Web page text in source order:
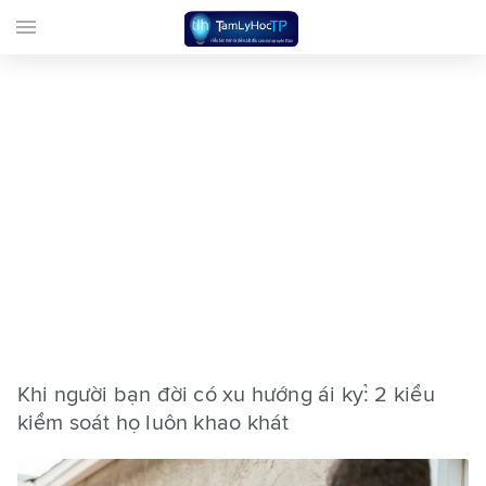
Khi người bạn đời có xu hướng ái kỷ: 2 kiểu
kiểm soát họ luôn khao khát
menu